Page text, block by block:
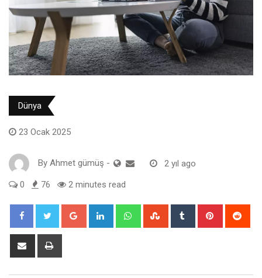
Dünya
23 Ocak 2025
By Ahmet gümüş - 2 yıl ago
0 76 2 minutes read
Google+ LinkedIn WhatsappStumbleUpon
Tumblr Pinterest
Share